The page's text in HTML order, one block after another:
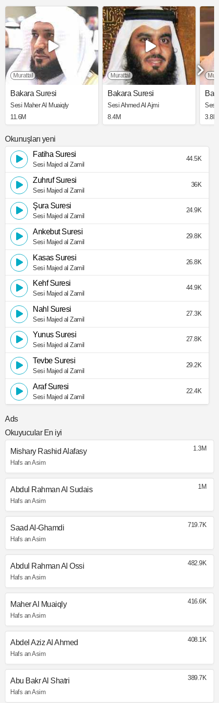
Murattal
Bakara Suresi
Sesi Maher Al Muaiqly
11.6M
Murattal
Bakara Suresi
Sesi Ahmed Al Ajmi
8.4M
Sesi
3.8M
Okunuşları yeni
Fatiha Suresi
Sesi Majed al Zamil
44.5K
Zuhruf Suresi
Sesi Majed al Zamil
36K
Şura Suresi
Sesi Majed al Zamil
24.9K
Ankebut Suresi
Sesi Majed al Zamil
29.8K
Kasas Suresi
Sesi Majed al Zamil
26.8K
Kehf Suresi
Sesi Majed al Zamil
44.9K
Nahl Suresi
Sesi Majed al Zamil
27.3K
Yunus Suresi
Sesi Majed al Zamil
27.8K
Tevbe Suresi
Sesi Majed al Zamil
29.2K
Araf Suresi
Sesi Majed al Zamil
22.4K
Ads
Okuyucular En iyi
Mishary Rashid Alafasy
Hafs an Asim
1.3M
Abdul Rahman Al Sudais
Hafs an Asim
1M
Saad Al-Ghamdi
Hafs an Asim
719.7K
Abdul Rahman Al Ossi
Hafs an Asim
482.9K
Maher Al Muaiqly
Hafs an Asim
416.6K
Abdel Aziz Al Ahmed
Hafs an Asim
408.1K
Abu Bakr Al Shatri
Hafs an Asim
389.7K